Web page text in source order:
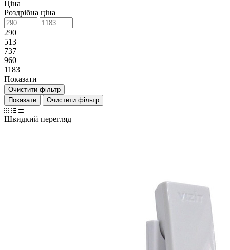
Ціна
Роздрібна ціна
290
513
737
960
1183
Показати
Очистити фільтр
Очистити фільтр
Швидкий перегляд